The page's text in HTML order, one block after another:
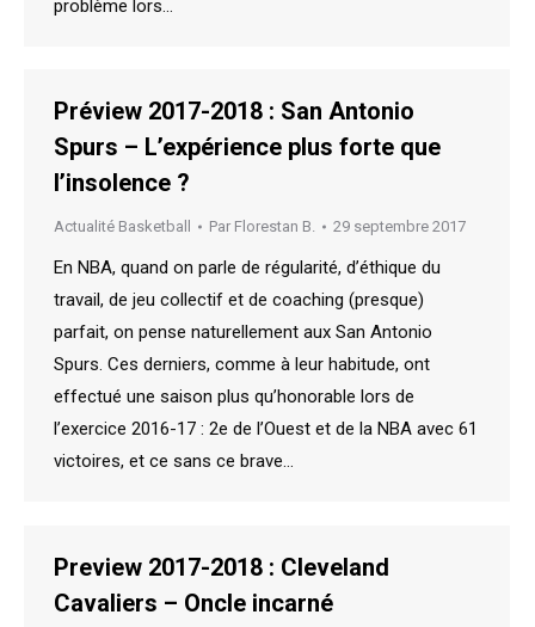
problème lors…
Préview 2017-2018 : San Antonio
Spurs – L’expérience plus forte que
l’insolence ?
Actualité Basketball Par Florestan B. 29 septembre 2017
En NBA, quand on parle de régularité, d’éthique du
travail, de jeu collectif et de coaching (presque)
parfait, on pense naturellement aux San Antonio
Spurs. Ces derniers, comme à leur habitude, ont
effectué une saison plus qu’honorable lors de
l’exercice 2016-17 : 2e de l’Ouest et de la NBA avec 61
victoires, et ce sans ce brave…
Preview 2017-2018 : Cleveland
Cavaliers – Oncle incarné